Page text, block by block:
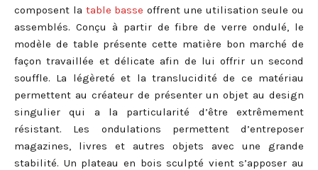
composent la table basse offrent une utilisation seule ou
assemblés. Conçu à partir de fibre de verre ondulé, le
modèle de table présente cette matière bon marché de
façon travaillée et délicate afin de lui offrir un second
souffle. La légèreté et la translucidité de ce matériau
permettent au créateur de présenter un objet au design
singulier qui a la particularité d’être extrêmement
résistant. Les ondulations permettent d’entreposer
magazines, livres et autres objets avec une grande
stabilité. Un plateau en bois sculpté vient s’apposer au